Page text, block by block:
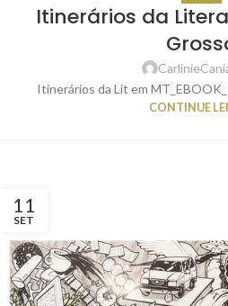
Itinerários da
Itinerários da Lit em
CONTINUE
11
SET